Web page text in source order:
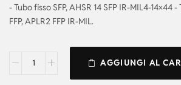
- Tubo fisso SFP, AHSR 14 SFP IR-MIL4-14×44
FFP, APLR2 FFP IR-MIL.
AGGIUNGI AL